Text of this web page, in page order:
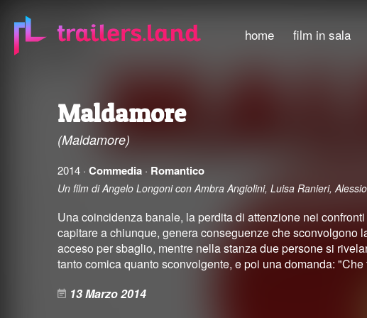
home film in sala
Maldamore
(Maldamore)
2014 · Commedia· Romantico
Un film di Angelo Longoni con Ambra Angiolini, Luisa Ranieri,
Una coincidenza banale, la perdita di attenzione nei
capitare a chiunque, genera conseguenze che
acceso per sbaglio, mentre nella stanza due persone si
tanto comica quanto sconvolgente, e poi una domanda:
13 Marzo 2014